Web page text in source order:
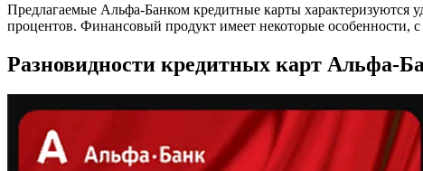
Предлагаемые Альфа-Банком кредитные карты характеризуются
процентов. Финансовый продукт имеет некоторые особенности,
Разновидности кредитных карт Альфа-